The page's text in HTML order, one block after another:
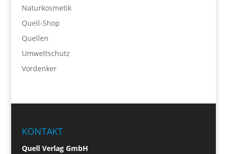
Naturkosmetik
Quell-Shop
Quellen
Umweltschutz
Vordenker
KONTAKT
Quell Verlag GmbH